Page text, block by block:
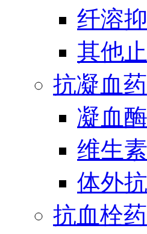
纤溶
其他
抗凝血药
凝血
维生
体外
抗血栓药